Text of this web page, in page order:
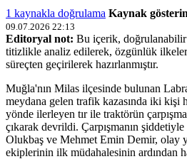
1 kaynakla doğrulama Kaynak
09.07.2026 22:13
Editoryal not: Bu içerik,
titizlikle analiz edilerek, özgünlük
süreçten geçirilerek hazırlanmıştır.
Muğla'nın Milas ilçesinde bulunan
meydana gelen trafik kazasında iki kişi
yönde ilerleyen tır ile traktörün
çıkarak devrildi. Çarpışmanın
Olukbaş ve Mehmet Emin Demir, olay
ekiplerinin ilk müdahalesinin ardından